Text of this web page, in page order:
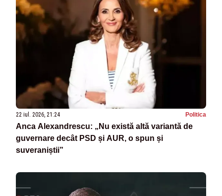
22 iul. 2026, 21:24 Politica
Anca Alexandrescu: „Nu există altă variantă de
guvernare decât PSD și AUR, o spun și
suveraniștii”